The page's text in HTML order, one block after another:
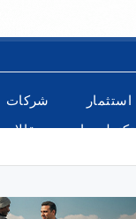
استثمار شركات
تكنولوجيا مقالات